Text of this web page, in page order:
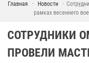
Главная Новости
рамках весеннего
СОТРУДНИКИ
ПРОВЕЛИ